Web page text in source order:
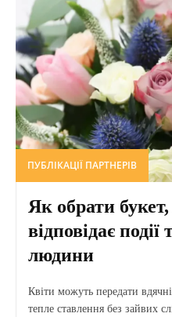
ПУБЛІКАЦІЇ ПАРТНЕРІВ
Як обрати
відповідає
людини
Квіти можуть передати
тепле ставлення без зайвих